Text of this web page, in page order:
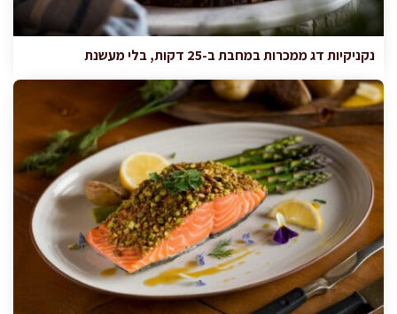
נקניקיות דג ממכרות במחבת ב-25 דקות, בלי מעשנת